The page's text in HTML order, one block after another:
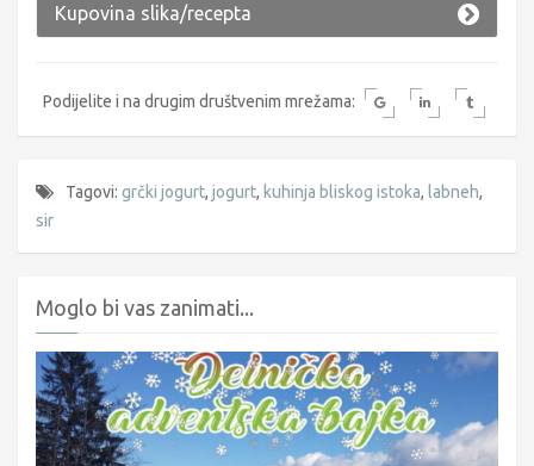
Kupovina slika/recepta
Podijelite i na drugim društvenim mrežama:
Tagovi: grčki jogurt, jogurt, kuhinja bliskog istoka, labneh,
sir
Moglo bi vas zanimati...